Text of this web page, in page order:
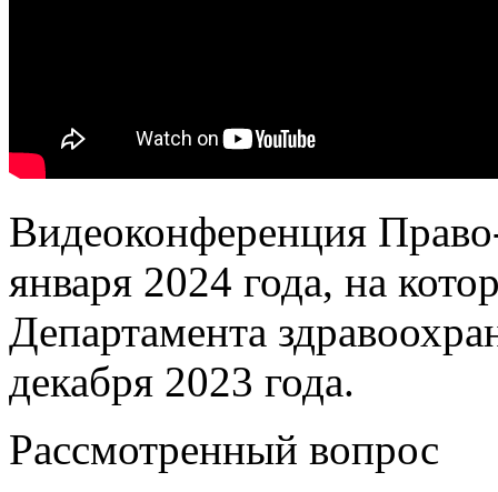
Видеоконференция
января 2024 года, на
Департамента
декабря 2023 года.
Рассмотренный вопрос